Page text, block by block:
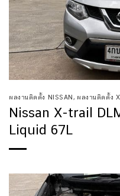
ผลงานติดตั้ง NISSAN, ผลงานติดตั้ง
Nissan X-trail
Liquid 67L